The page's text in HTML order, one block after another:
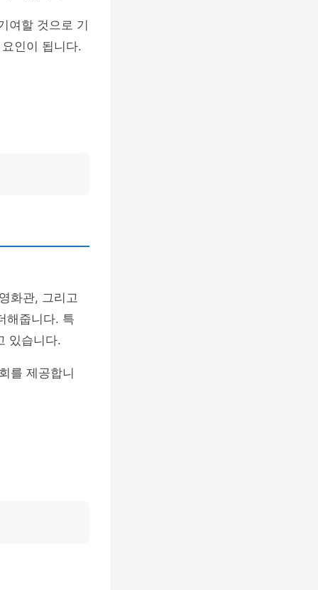
여할 것으로 기
인이 됩니다.
화관, 그리고
해줍니다. 특
있습니다.
를 제공합니